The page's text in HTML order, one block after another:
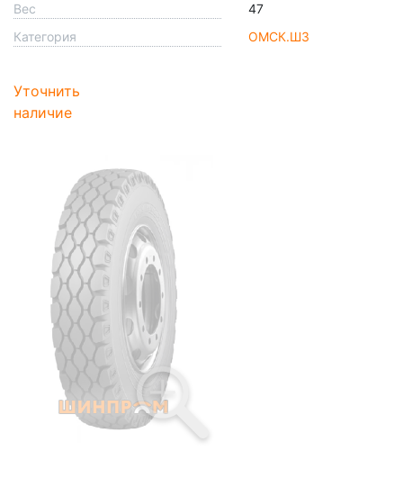
Вес
47
Категория
ОМСК.ШЗ
Уточнить
наличие